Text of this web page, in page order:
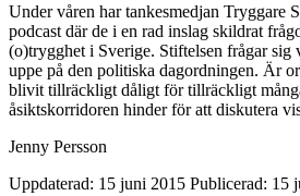
Under våren har tankesmedjan Tryggare
podcast där de i en rad inslag skildrat
(o)trygghet i Sverige. Stiftelsen frågar sig
uppe på den politiska dagordningen. Är
blivit tillräckligt dåligt för tillräckligt
åsiktskorridoren hinder för att diskutera
Jenny Persson
Uppdaterad: 15 juni 2015 Publicerad: 15